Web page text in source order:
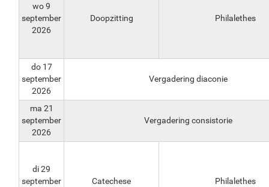
wo 9
september
2026
Doopzitting Philalethes
do 17
september
2026
Vergadering diaconie
ma 21
september
2026
Vergadering consistorie
di 29
september
Catechese Philalethes